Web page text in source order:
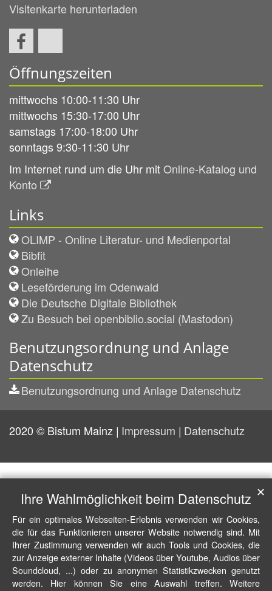
Visitenkarte herunterladen
Öffnungszeiten
mittwochs 10:00-11:30 Uhr
mittwochs 15:30-17:00 Uhr
samstags 17:00-18:00 Uhr
sonntags 9:30-11:30 Uhr
Im Internet rund um die Uhr mitOnline-Katalog und
Konto
Links
OLIMP - Online Literatur- und Medienportal
Bibfit
Onleihe
Leseförderung im Odenwald
Die Deutsche Digitale Bibliothek
Zu Besuch bei openbiblio.social (Mastodon)
Benutzungsordnung und Anlage
Datenschutz
Benutzungsordnung und Anlage Datenschutz
2020 © Bistum Mainz Impressum Datenschutz
Ihre Wahlmöglichkeit beim Datenschutz
Für ein optimales Webseiten-Erlebnis verwenden wir Cookies,
die für das Funktionieren unserer Website notwendig sind. Mit
Ihrer Zustimmung verwenden wir auch Tools und Cookies, die
zur Anzeige externer Inhalte (Videos über Youtube, Audios über
Soundcloud, ...) oder zu anonymen Statistikzwecken genutzt
werden. Hier können Sie eine Auswahl treffen. Weitere
✕